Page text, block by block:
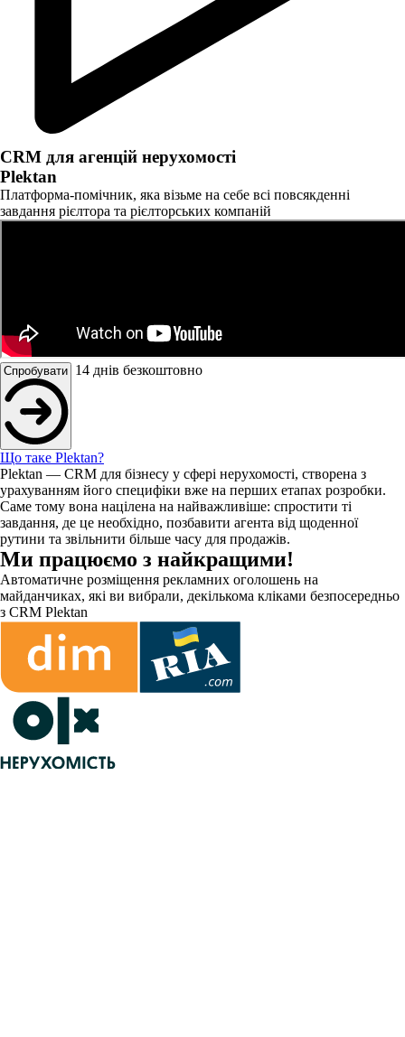
CRM для агенцій нерухомості
Plektan
Платформа-помічник, яка візьме на себе всі повсякденні
завдання рієлтора та рієлторських компаній
14 днів безкоштовно
Що таке Plektan?
Plektan — CRM для бізнесу у сфері нерухомості, створена з
урахуванням його специфіки вже на перших етапах розробки.
Саме тому вона націлена на найважливіше: спростити ті
завдання, де це необхідно, позбавити агента від щоденної
рутини та звільнити більше часу для продажів.
Ми працюємо з найкращими!
Автоматичне розміщення рекламних оголошень на
майданчиках, які ви вибрали, декількома кліками безпосередньо
з CRM Plektan